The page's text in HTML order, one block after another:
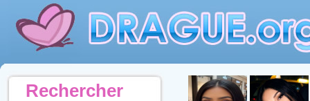
Rechercher